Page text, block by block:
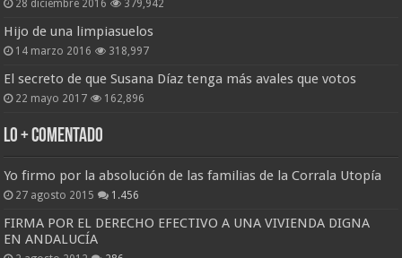
28 diciembre 2016 379,942
Hijo de una limpiasuelos
14 marzo 2016 318,997
El secreto de que Susana Díaz tenga más avales que votos
22 mayo 2017 162,896
Lo + Comentado
Yo firmo por la absolución de las familias de la Corrala Utopía
27 agosto 2015 1.456
FIRMA POR EL DERECHO EFECTIVO A UNA VIVIENDA DIGNA
EN ANDALUCÍA